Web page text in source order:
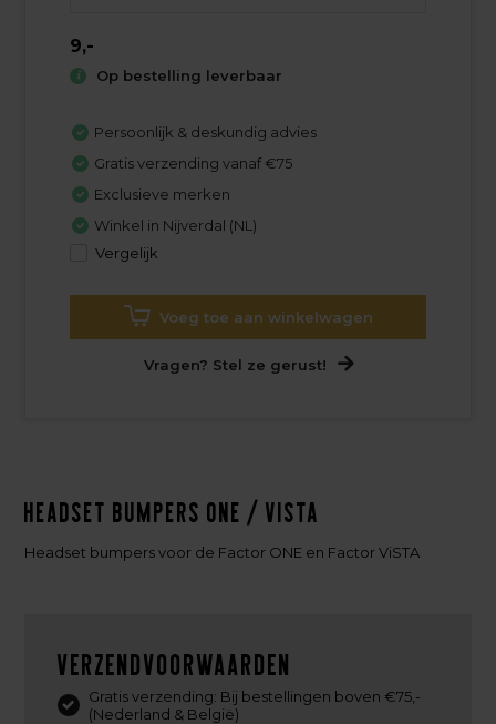
9,-
Op bestelling leverbaar
Persoonlijk & deskundig advies
Gratis verzending vanaf €75
Exclusieve merken
Winkel in Nijverdal (NL)
Vergelijk
Voeg toe aan winkelwagen
Vragen? Stel ze gerust!
Headset bumpers ONE / ViSTA
Headset bumpers voor de Factor ONE en Factor ViSTA
Verzendvoorwaarden
Gratis verzending: Bij bestellingen boven €75,-
(Nederland & België)